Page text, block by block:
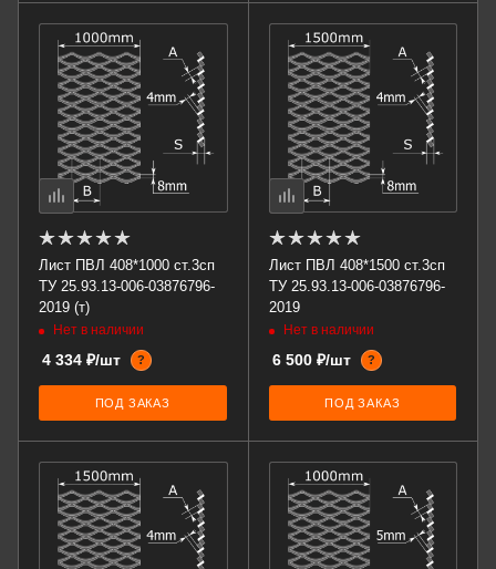
Лист ПВЛ 408*1000 ст.3сп
ТУ 25.93.13-006-03876796-
2019 (т)
Нет в наличии
4 334 ₽/шт ?
ПОД ЗАКАЗ
Лист ПВЛ 408*1500 ст.3сп
ТУ 25.93.13-006-03876796-
2019
Нет в наличии
6 500 ₽/шт ?
ПОД ЗАКАЗ